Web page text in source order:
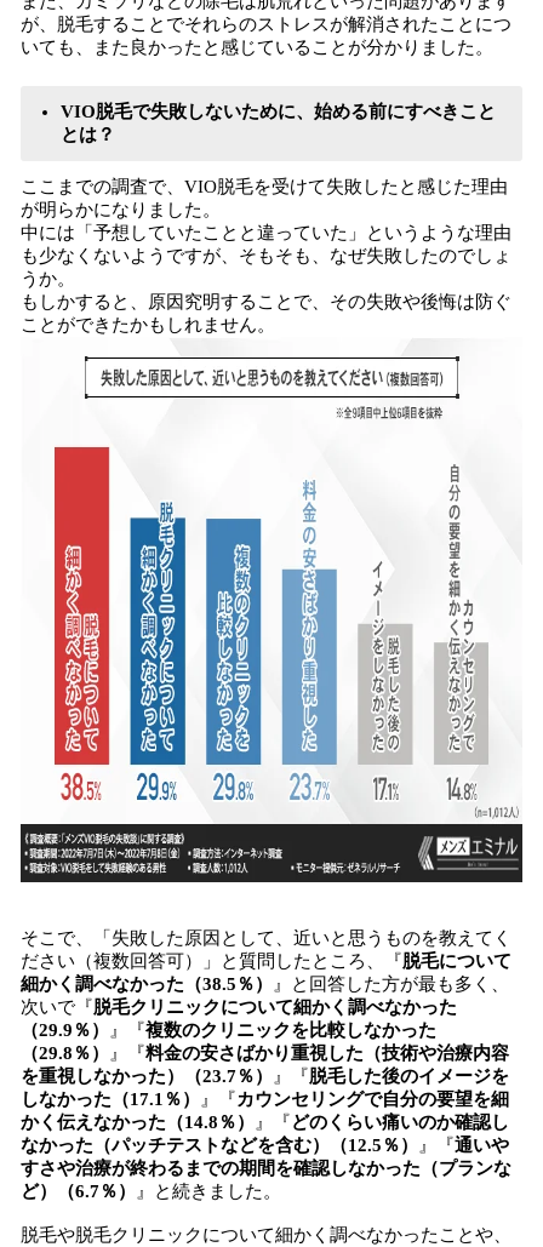
が、脱毛することでそれらのストレスが解消されたことにつ
いても、また良かったと感じていることが分かりました。
VIO脱毛で失敗しないために、始める前にすべきこと
とは？
ここまでの調査で、VIO脱毛を受けて失敗したと感じた理由
が明らかになりました。
中には「予想していたことと違っていた」というような理由
も少なくないようですが、そもそも、なぜ失敗したのでしょ
うか。
もしかすると、原因究明することで、その失敗や後悔は防ぐ
ことができたかもしれません。
そこで、「失敗した原因として、近いと思うものを教えてく
ださい（複数回答可）」と質問したところ、『脱毛について
細かく調べなかった（38.5％）
』と回答した方が最も多く、
次いで『脱毛クリニックについて細かく調べなかった
（29.9％）
』『複数のクリニックを比較しなかった
（29.8％）
』『料金の安さばかり重視した（技術や治療内容
を重視しなかった）（23.7％）
』『脱毛した後のイメージを
しなかった（17.1％）
』『カウンセリングで自分の要望を細
かく伝えなかった（14.8％）
』『どのくらい痛いのか確認し
なかった（パッチテストなどを含む）（12.5％）
』『通いや
すさや治療が終わるまでの期間を確認しなかった（プランな
ど）（6.7％）
』と続きました。
脱毛や脱毛クリニックについて細かく調べなかったことや、